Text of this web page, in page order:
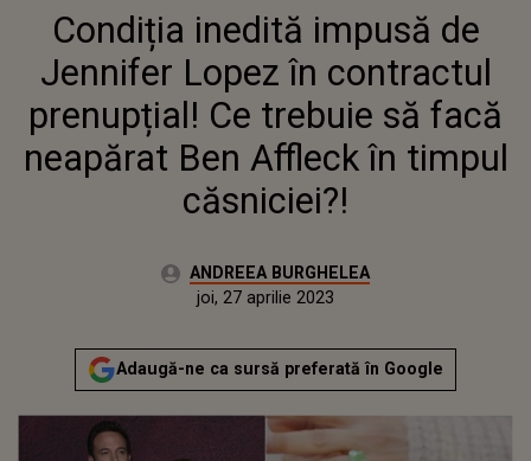
JENNIFER LOPEZ ÎN
CONTRACTUL PRENUPȚIAL! CE
TREBUIE SĂ FACĂ NEAPĂRAT
BEN AFFLECK ÎN TIMPUL
CĂSNICIEI?!
Condiția inedită impusă de
Jennifer Lopez în contractul
prenupțial! Ce trebuie să facă
neapărat Ben Affleck în timpul
căsniciei?!
Autor:ANDREEA BURGHELEA
miercuri, 27 aprilie 2022Actualizat:
joi, 27 aprilie 2023
Adaugă-ne ca sursă preferată în Google